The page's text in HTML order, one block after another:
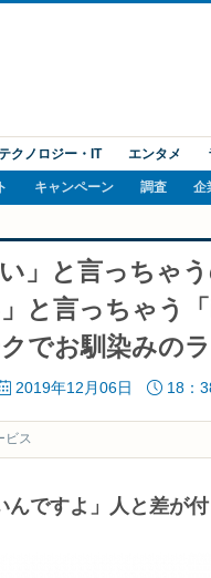
クノロジー・IT エンタメ
キャンペーン 調査 企
」と言っちゃ
と言っちゃう
でお馴染みの
2019年12月06日 18：
ビス
んですよ」人と差が